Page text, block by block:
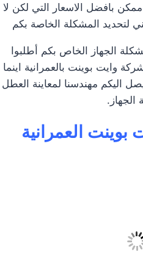
بافضل الاسعار التي لكن لا
لتحديد المشكلة الخاصة بكم
الجهاز الخاص بكم أطلبوا
وايت بوينت بالعمرانية اينما
مهندسنا لمعاينة العطل
الجهاز.
العمرانية